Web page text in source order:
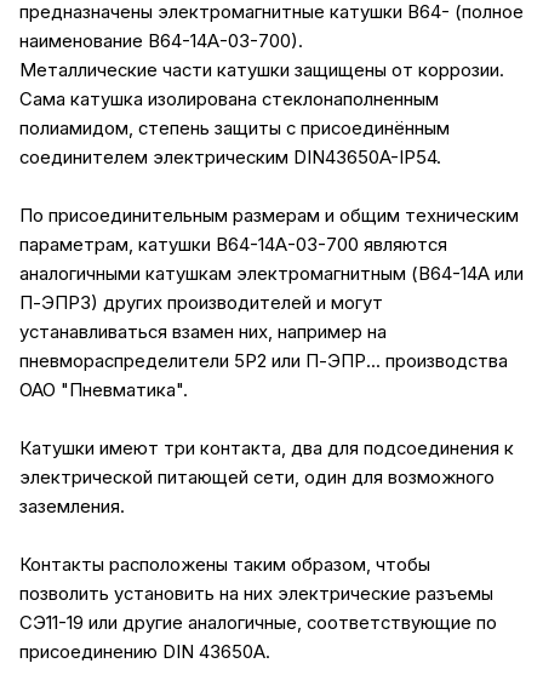
предназначены электромагнитные катушки В64- (полное
наименование В64-14А-03-700).
Металлические части катушки защищены от коррозии.
Сама катушка изолирована стеклонаполненным
полиамидом, степень защиты с присоединённым
соединителем электрическим DIN43650A-IP54.
По присоединительным размерам и общим техническим
параметрам, катушки В64-14А-03-700 являются
аналогичными катушкам электромагнитным (В64-14А или
П-ЭПР3) других производителей и могут
устанавливаться взамен них, например на
пневмораспределители 5Р2 или П-ЭПР... производства
ОАО "Пневматика".
Катушки имеют три контакта, два для подсоединения к
электрической питающей сети, один для возможного
заземления.
Контакты расположены таким образом, чтобы
позволить установить на них электрические разъемы
СЭ11-19 или другие аналогичные, соответствующие по
присоединению DIN 43650А.